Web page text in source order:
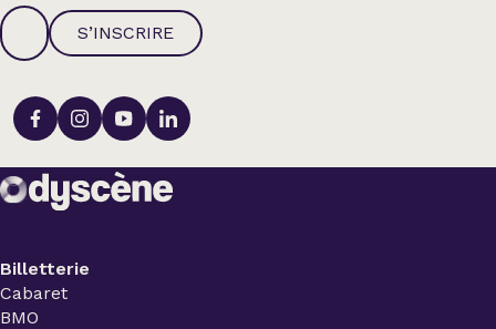
S’INSCRIRE
Billetterie
Cabaret
BMO